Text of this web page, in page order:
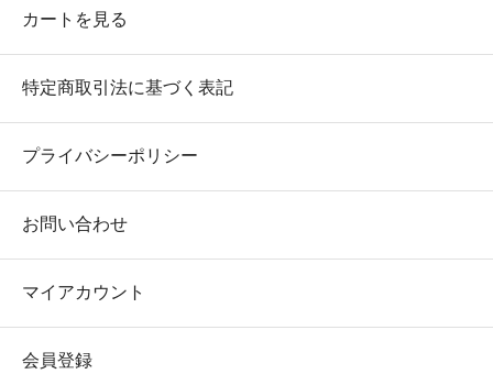
カートを見る
特定商取引法に基づく表記
プライバシーポリシー
お問い合わせ
マイアカウント
会員登録